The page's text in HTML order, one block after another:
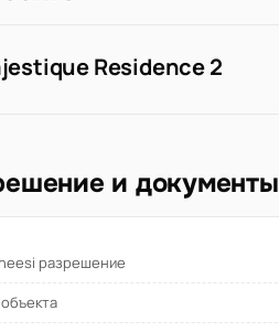
Residence 2
и документы
разрешение